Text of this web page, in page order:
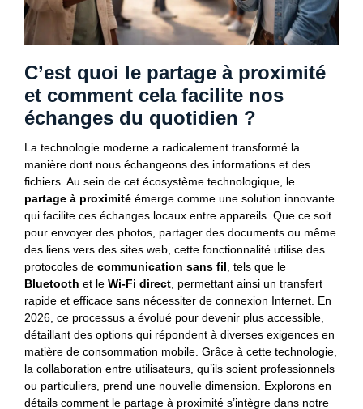
C’est quoi le partage à proximité
et comment cela facilite nos
échanges du quotidien ?
La technologie moderne a radicalement transformé la
manière dont nous échangeons des informations et des
fichiers. Au sein de cet écosystème technologique, le
partage à proximité émerge comme une solution innovante
qui facilite ces échanges locaux entre appareils. Que ce soit
pour envoyer des photos, partager des documents ou même
des liens vers des sites web, cette fonctionnalité utilise des
protocoles de communication sans fil, tels que le
Bluetooth et le Wi-Fi direct, permettant ainsi un transfert
rapide et efficace sans nécessiter de connexion Internet. En
2026, ce processus a évolué pour devenir plus accessible,
détaillant des options qui répondent à diverses exigences en
matière de consommation mobile. Grâce à cette technologie,
la collaboration entre utilisateurs, qu’ils soient professionnels
ou particuliers, prend une nouvelle dimension. Explorons en
détails comment le partage à proximité s’intègre dans notre